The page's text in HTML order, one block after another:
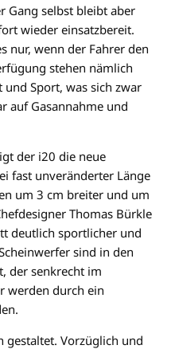
Gang selbst bleibt aber
wieder einsatzbereit.
nur, wenn der Fahrer den
stehen nämlich
Sport, was sich zwar
auf Gasannahme und
der i20 die neue
fast unveränderter Länge
um 3 cm breiter und um
Thomas Bürkle
deutlich sportlicher und
sind in den
der senkrecht im
werden durch ein
gestaltet. Vorzüglich und